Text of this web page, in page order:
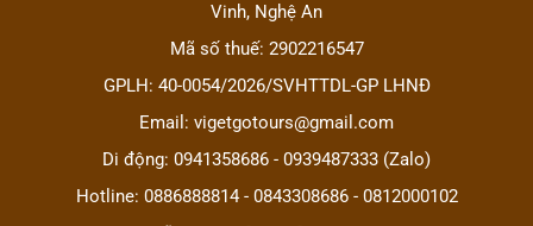
Vinh, Nghệ An
Mã số thuế: 2902216547
GPLH: 40-0054/2026/SVHTTDL-GP LHNĐ
Email: vigetgotours@gmail.com
Di động: 0941358686 - 0939487333 (Zalo)
Hotline: 0886888814 - 0843308686 - 0812000102